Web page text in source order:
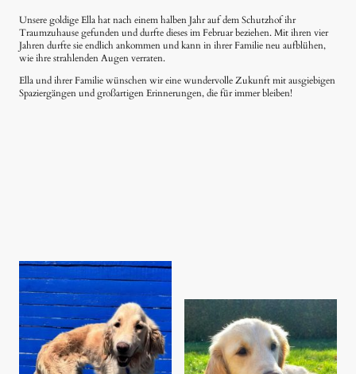
Unsere goldige Ella hat nach einem halben Jahr auf dem Schutzhof ihr
Traumzuhause gefunden und durfte dieses im Februar beziehen. Mit ihren vier
Jahren durfte sie endlich ankommen und kann in ihrer Familie neu aufblühen,
wie ihre strahlenden Augen verraten.
Ella und ihrer Familie wünschen wir eine wundervolle Zukunft mit ausgiebigen
Spaziergängen und großartigen Erinnerungen, die für immer bleiben!